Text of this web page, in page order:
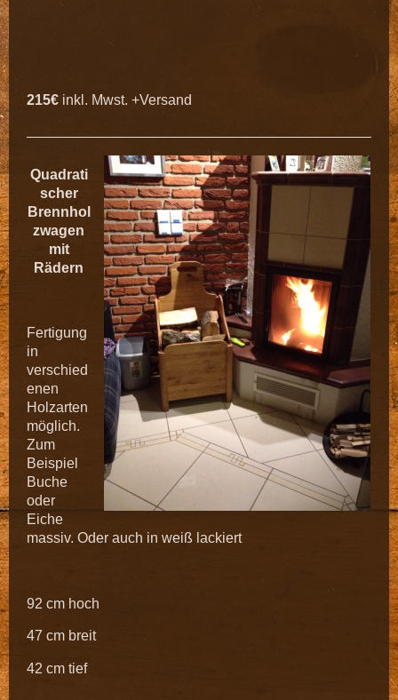
215€ inkl. Mwst. +Versand
Quadrati
scher
Brennhol
zwagen
mit
Rädern
Fertigung
in
verschied
enen
Holzarten
möglich.
Zum
Beispiel
Buche
oder
Eiche
massiv. Oder auch in weiß lackiert
92 cm hoch
47 cm breit
42 cm tief